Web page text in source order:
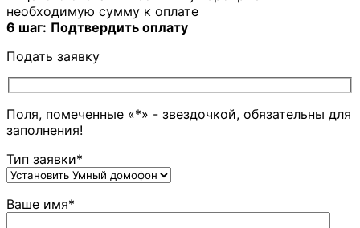
необходимую сумму к оплате
6 шаг: Подтвердить оплату
Подать заявку
Поля, помеченные «*» - звездочкой, обязательны для
заполнения!
Тип заявки*
Ваше имя*